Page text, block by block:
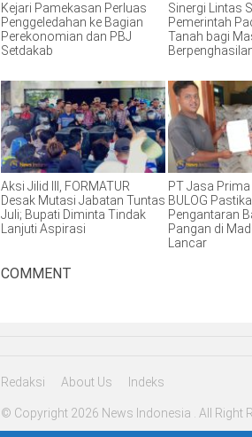
Kejari Pamekasan Perluas
Penggeledahan ke Bagian
Perekonomian dan PBJ
Setdakab
Sinergi Lintas
Pemerintah
Tanah bagi
Aksi Jilid III, FORMATUR
Desak Mutasi Jabatan Tuntas
Juli; Bupati Diminta Tindak
Lanjuti Aspirasi
PT Jasa
BULOG
Pengantaran
Pangan di
Lancar
COMMENT
Redaksi About Us Indeks
© Copyright 2026 News Indonesia . All Right